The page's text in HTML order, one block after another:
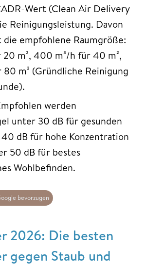
Wert (Clean Air Delivery
Reinigungsleistung. Davon
die empfohlene Raumgröße:
m², 400 m³/h für 40 m²,
m² (Gründliche Reinigung
werden
unter 30 dB für gesunden
dB für hohe Konzentration
50 dB für bestes
Wohlbefinden.
bevorzugen
2026: Die besten
gegen Staub und